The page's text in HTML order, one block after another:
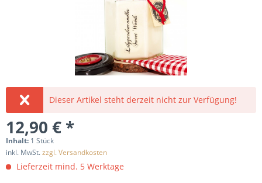
Dieser Artikel steht derzeit nicht zur Verfügung!
12,90 € *
Inhalt: 1 Stück
inkl. MwSt.zzgl. Versandkosten
Lieferzeit mind. 5 Werktage